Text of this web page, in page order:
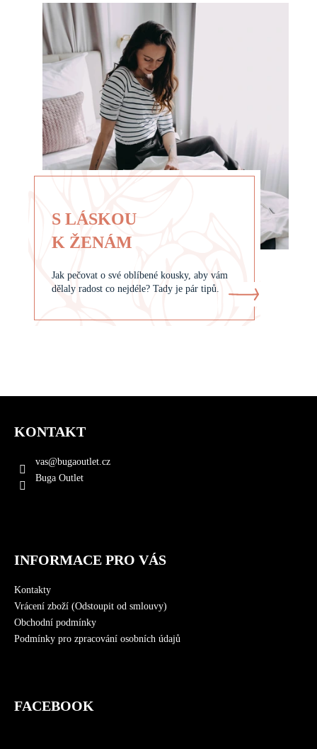
S LÁSKOU
K ŽENÁM
Jak pečovat o své oblíbené kousky, aby vám
dělaly radost co nejdéle? Tady je pár tipů.
KONTAKT
vas@bugaoutlet.cz
Buga Outlet
INFORMACE PRO VÁS
Kontakty
Vrácení zboží (Odstoupit od smlouvy)
Obchodní podmínky
Podmínky pro zpracování osobních údajů
FACEBOOK